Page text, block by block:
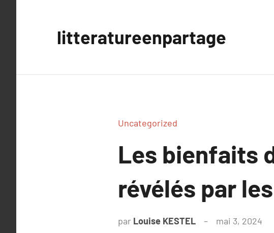
litteratureenpartage
Uncategorized
Les bienfaits
révélés par
par Louise KESTEL mai 3, 2024